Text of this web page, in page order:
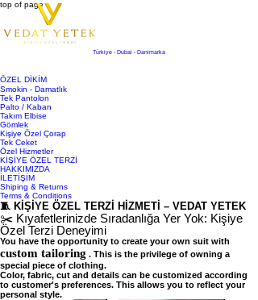
top of page
Türkiye - Dubai - Danimarka
ÖZEL DİKİM
Smokin - Damatlık
Tek Pantolon
Palto / Kaban
Takım Elbise
Gömlek
Kişiye Özel Çorap
Tek Ceket
Özel Hizmetler
KİŞİYE ÖZEL TERZİ
HAKKIMIZDA
İLETİŞİM
Shiping & Returns
Terms & Conditions
🧵 KİŞİYE ÖZEL TERZİ HİZMETİ – VEDAT YETEK
✂️ Kıyafetlerinizde Sıradanlığa Yer Yok: Kişiye
Özel Terzi Deneyimi
You have the opportunity to create your own suit with
custom tailoring . This is the privilege of owning a
special piece of clothing.
Color, fabric, cut and details can be customized according
to customer's preferences. This allows you to reflect your
personal style.